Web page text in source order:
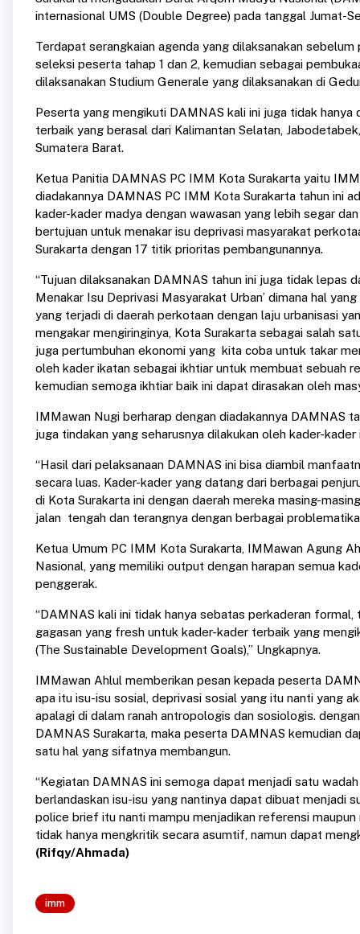
internasional UMS (Double Degree) pada tanggal Jumat-
Terdapat serangkaian agenda yang dilaksanakan
seleksi peserta tahap 1 dan 2, kemudian sebagai
dilaksanakan Studium Generale yang dilaksanakan di
Peserta yang mengikuti DAMNAS kali ini juga tidak
terbaik yang berasal dari Kalimantan Selatan,
Sumatera Barat.
Ketua Panitia DAMNAS PC IMM Kota Surakarta yaitu
diadakannya DAMNAS PC IMM Kota Surakarta tahun ini
kader-kader madya dengan wawasan yang lebih segar
bertujuan untuk menakar isu deprivasi masyarakat
Surakarta dengan 17 titik prioritas pembangunannya.
“Tujuan dilaksanakan DAMNAS tahun ini juga tidak lepas
Menakar Isu Deprivasi Masyarakat Urban’ dimana hal
yang terjadi di daerah perkotaan dengan laju urbanisasi
mengakar mengiringinya, Kota Surakarta sebagai salah
juga pertumbuhan ekonomi yang kita coba untuk takar
oleh kader ikatan sebagai ikhtiar untuk membuat sebuah
kemudian semoga ikhtiar baik ini dapat dirasakan oleh
IMMawan Nugi berharap dengan diadakannya DAMNAS
juga tindakan yang seharusnya dilakukan oleh kader-kader
“Hasil dari pelaksanaan DAMNAS ini bisa diambil
secara luas. Kader-kader yang datang dari berbagai
di Kota Surakarta ini dengan daerah mereka masing-
jalan tengah dan terangnya dengan berbagai problematika
Ketua Umum PC IMM Kota Surakarta, IMMawan Agung
Nasional, yang memiliki output dengan harapan semua
penggerak.
“DAMNAS kali ini tidak hanya sebatas perkaderan
gagasan yang fresh untuk kader-kader terbaik yang
(The Sustainable Development Goals),” Ungkapnya.
IMMawan Ahlul memberikan pesan kepada peserta
apa itu isu-isu sosial, deprivasi sosial yang itu nanti yang
apalagi di dalam ranah antropologis dan sosiologis.
DAMNAS Surakarta, maka peserta DAMNAS kemudian
satu hal yang sifatnya membangun.
“Kegiatan DAMNAS ini semoga dapat menjadi satu
berlandaskan isu-isu yang nantinya dapat dibuat menjadi
police brief itu nanti mampu menjadikan referensi
tidak hanya mengkritik secara asumtif, namun dapat
(Rifqy/Ahmada)
imm